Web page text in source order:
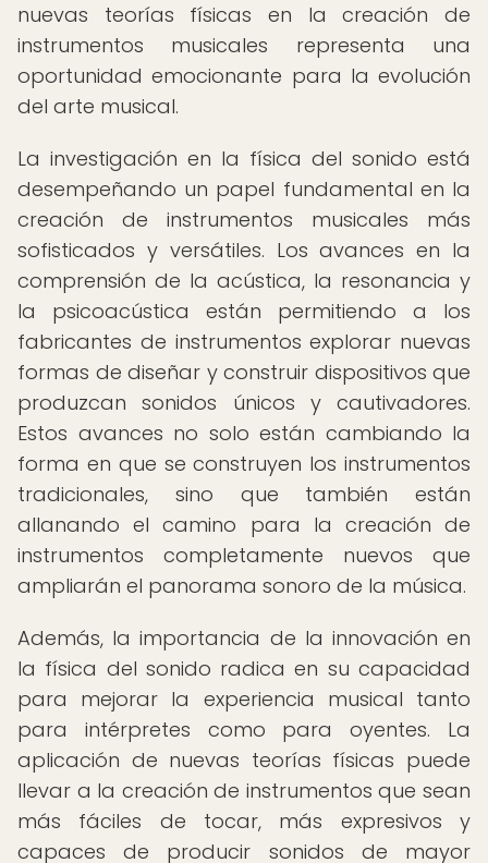
nuevas teorías físicas en la creación de
instrumentos musicales representa una
oportunidad emocionante para la evolución
del arte musical.
La investigación en la física del sonido está
desempeñando un papel fundamental en la
creación de instrumentos musicales más
sofisticados y versátiles. Los avances en la
comprensión de la acústica, la resonancia y
la psicoacústica están permitiendo a los
fabricantes de instrumentos explorar nuevas
formas de diseñar y construir dispositivos que
produzcan sonidos únicos y cautivadores.
Estos avances no solo están cambiando la
forma en que se construyen los instrumentos
tradicionales, sino que también están
allanando el camino para la creación de
instrumentos completamente nuevos que
ampliarán el panorama sonoro de la música.
Además, la importancia de la innovación en
la física del sonido radica en su capacidad
para mejorar la experiencia musical tanto
para intérpretes como para oyentes. La
aplicación de nuevas teorías físicas puede
llevar a la creación de instrumentos que sean
más fáciles de tocar, más expresivos y
capaces de producir sonidos de mayor